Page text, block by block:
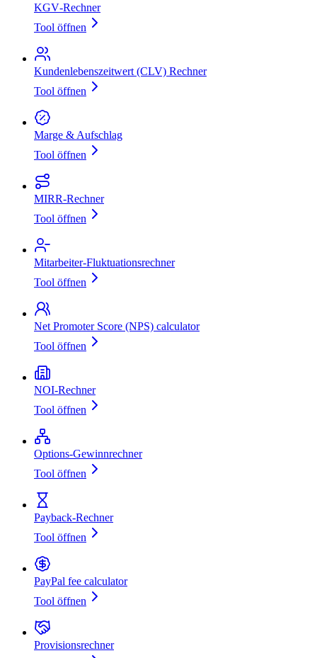
KGV‑Rechner
Tool öffnen
Kundenlebenszeitwert (CLV) Rechner
Tool öffnen
Marge & Aufschlag
Tool öffnen
MIRR‑Rechner
Tool öffnen
Mitarbeiter‑Fluktuationsrechner
Tool öffnen
Net Promoter Score (NPS) calculator
Tool öffnen
NOI‑Rechner
Tool öffnen
Options‑Gewinnrechner
Tool öffnen
Payback-Rechner
Tool öffnen
PayPal fee calculator
Tool öffnen
Provisionsrechner